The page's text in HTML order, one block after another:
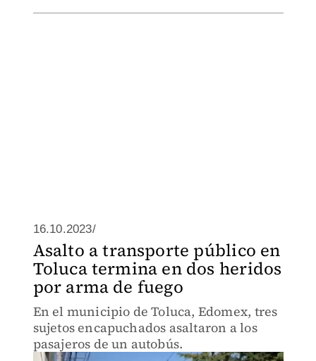
16.10.2023/
Asalto a transporte público en
Toluca termina en dos heridos
por arma de fuego
En el municipio de Toluca, Edomex, tres
sujetos encapuchados asaltaron a los
pasajeros de un autobús.